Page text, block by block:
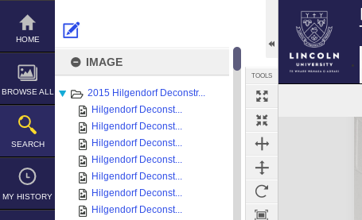
Skip
content
HOME
BROWSE ALL
SEARCH
MY HISTORY
IMAGE
2015 Hilgendorf Deconstr...
Hilgendorf Deconst...
Hilgendorf Deconst...
Hilgendorf Deconst...
Hilgendorf Deconst...
Hilgendorf Deconst...
Hilgendorf Deconst...
Hilgendorf Deconst...
TOOLS
Expand/collapse